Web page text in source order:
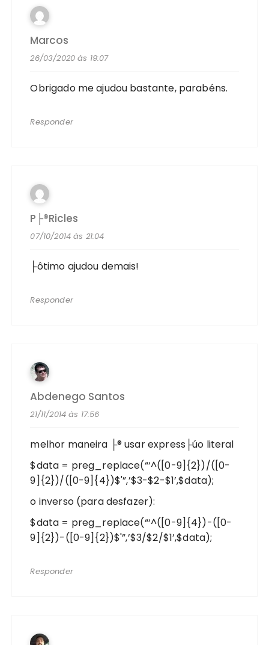
Marcos
26/03/2020 às 19:07
Obrigado me ajudou bastante, parabéns.
Responder
P├®ricles
07/10/2014 às 21:04
├ôtimo ajudou demais!
Responder
Abdenego Santos
21/11/2014 às 17:56
melhor maneira ├® usar express├úo literal
$data = preg_replace(“‘^([0-9]{2})/([0-
9]{2})/([0-9]{4})$'”,’$3-$2-$1’,$data);
o inverso (para desfazer):
$data = preg_replace(“‘^([0-9]{4})-([0-
9]{2})-([0-9]{2})$'”,’$3/$2/$1’,$data);
Responder